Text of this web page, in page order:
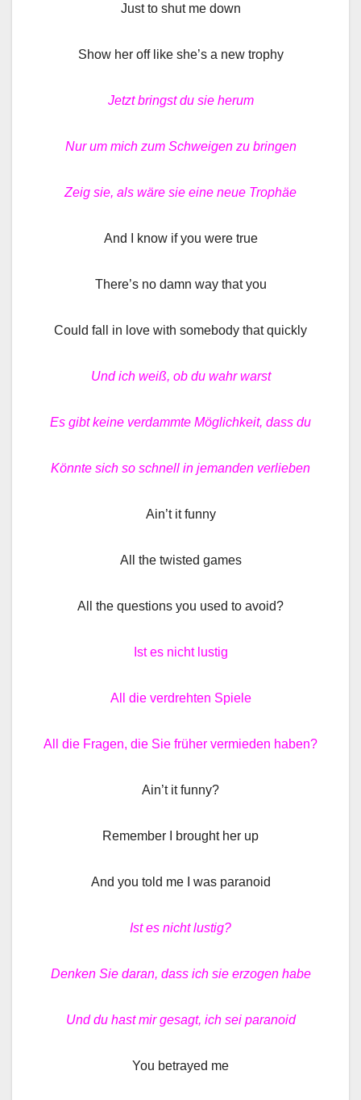
Just to shut me down
Show her off like she’s a new trophy
Jetzt bringst du sie herum
Nur um mich zum Schweigen zu bringen
Zeig sie, als wäre sie eine neue Trophäe
And I know if you were true
There’s no damn way that you
Could fall in love with somebody that quickly
Und ich weiß, ob du wahr warst
Es gibt keine verdammte Möglichkeit, dass du
Könnte sich so schnell in jemanden verlieben
Ain’t it funny
All the twisted games
All the questions you used to avoid?
Ist es nicht lustig
All die verdrehten Spiele
All die Fragen, die Sie früher vermieden haben?
Ain’t it funny?
Remember I brought her up
And you told me I was paranoid
Ist es nicht lustig?
Denken Sie daran, dass ich sie erzogen habe
Und du hast mir gesagt, ich sei paranoid
You betrayed me